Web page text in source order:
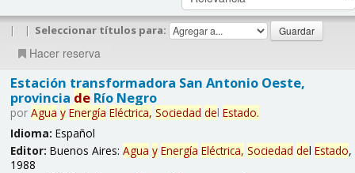
| | Seleccionar títulos para:
Hacer reserva
Estación transformadora San Antonio Oeste,
provincia deRío Negro
por Agua y Energía Eléctrica, Sociedad del Estado.
Idioma: Español
Editor: Buenos Aires: Agua y Energía Eléctrica, Sociedad del Estado,
1988